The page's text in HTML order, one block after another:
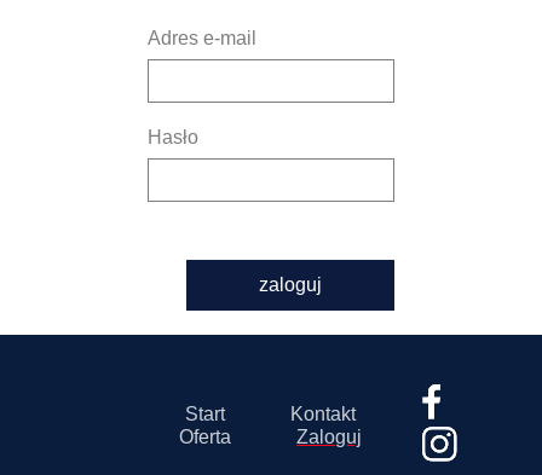
Adres e-mail
Hasło
zaloguj
Start
Kontakt
Oferta
Zaloguj